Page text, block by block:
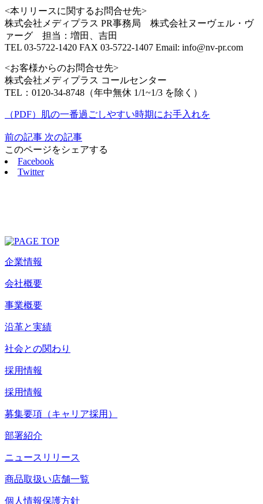
<本リリースに関するお問合せ先>
株式会社メディプラス PR事務局 株式会社ヌーヴェル・ヴ
ァーグ 担当：増田、吉田
TEL 03-5722-1420 FAX 03-5722-1407 Email: info@nv-pr.com
<お客様からのお問合せ先>
株式会社メディプラス コールセンター
TEL：0120-34-8748（年中無休 1/1~1/3 を除く）
（PDF）肌の一番過ごしやすい時期にお手入れを
前の記事 次の記事
このページをシェアする
Facebook
Twitter
企業情報
会社概要
事業概要
沿革と実績
社会との関わり
採用情報
採用情報
募集要項（キャリア採用）
部署紹介
ニュースリリース
商品取扱い店舗一覧
個人情報保護方針